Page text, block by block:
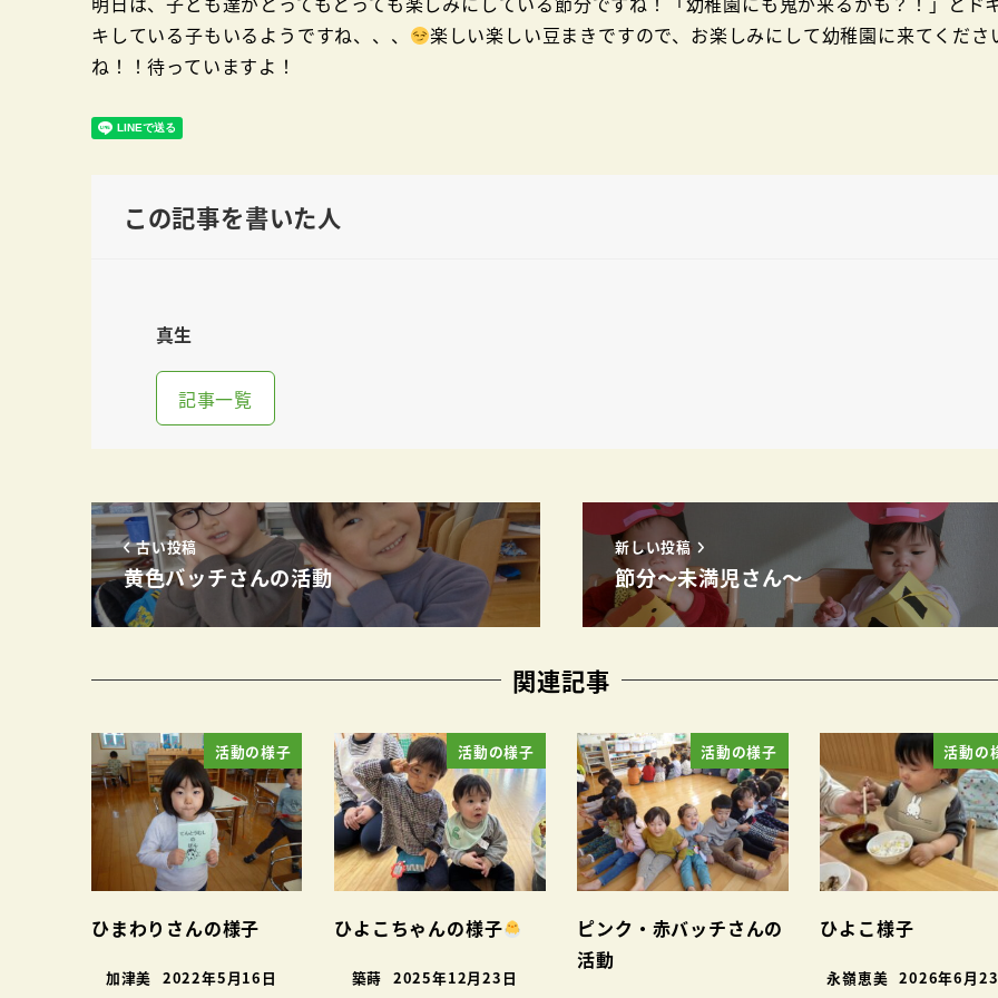
キしている子もいるようですね、、、
楽しい楽しい豆まきですので、お楽しみにして幼稚園に来てくださ
ね！！待っていますよ！
この記事を書いた人
真生
記事一覧
古い投稿
黄色バッチさんの活動
新しい投稿
節分～未満児さん～
関連記事
活動の様子
ひまわりさんの様子
加津美 2022年5月16日
活動の様子
ひよこちゃんの様子
築蒔 2025年12月23日
活動の様子
ピンク・赤バッチさんの
活動
活動の
ひよこ様子
永嶺恵美 2026年6月